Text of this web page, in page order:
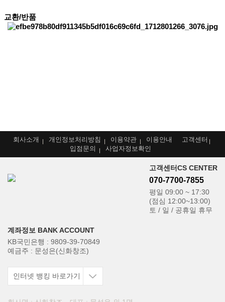
교환/반품
회사소개 개인정보처리방침 이용약관 이용안내
고객센터
입점문의
사업자정보확인
고객센터CS CENTER
070-7700-7855
평일 09:00 ~ 17:30
(점심 12:00~13:00)
토 / 일 / 공휴일 휴무
계좌정보 BANK ACCOUNT
KB국민은행 : 9809-39-70849
예금주 : 문성은(신화창조)
인터넷 뱅킹 바로가기